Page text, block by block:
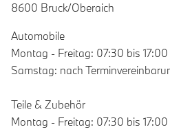
8600 Bruck/Oberaich
Automobile
Montag - Freitag: 07:30 bis
Samstag: nach
Teile & Zubehör
Montag - Freitag: 07:30 bis